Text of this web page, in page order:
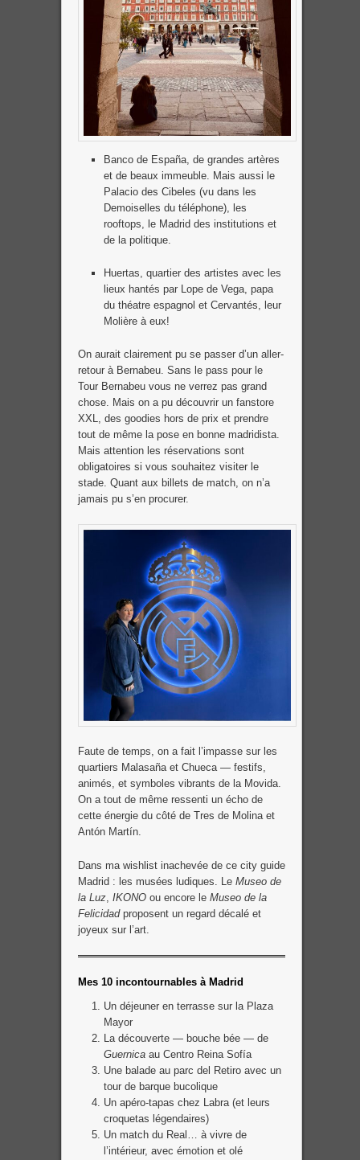
Banco de España, de grandes artères
et de beaux immeuble. Mais aussi le
Palacio des Cibeles (vu dans les
Demoiselles du téléphone), les
rooftops, le Madrid des institutions et
de la politique.
Huertas, quartier des artistes avec les
lieux hantés par Lope de Vega, papa
du théatre espagnol et Cervantés, leur
Molière à eux!
On aurait clairement pu se passer d’un aller-
retour à Bernabeu. Sans le pass pour le
Tour Bernabeu vous ne verrez pas grand
chose. Mais on a pu découvrir un fanstore
XXL, des goodies hors de prix et prendre
tout de même la pose en bonne madridista.
Mais attention les réservations sont
obligatoires si vous souhaitez visiter le
stade. Quant aux billets de match, on n’a
jamais pu s’en procurer.
Faute de temps, on a fait l’impasse sur les
quartiers Malasaña et Chueca — festifs,
animés, et symboles vibrants de la Movida.
On a tout de même ressenti un écho de
cette énergie du côté de Tres de Molina et
Antón Martín.
Dans ma wishlist inachevée de ce city guide
Madrid : les musées ludiques. Le Museo de
la Luz, IKONOou encore le Museo de la
Felicidadproposent un regard décalé et
joyeux sur l’art.
Mes 10 incontournables à Madrid
Un déjeuner en terrasse sur la Plaza
Mayor
La découverte — bouche bée — de
Guernica au Centro Reina Sofía
Une balade au parc del Retiro avec un
tour de barque bucolique
Un apéro-tapas chez Labra (et leurs
croquetas légendaires)
Un match du Real… à vivre de
l’intérieur, avec émotion et olé